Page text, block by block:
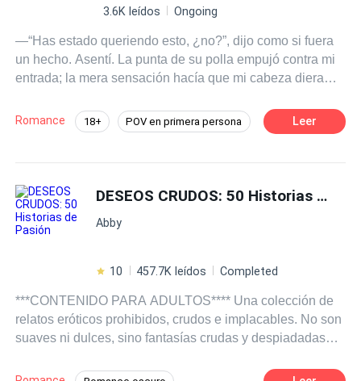
3.6K leídos Ongoing
—“Has estado queriendo esto, ¿no?”, dijo como si fuera
un hecho. Asentí. La punta de su polla empujó contra mi
entrada; la mera sensación hacía que mi cabeza diera
cabeza para mirarlo. —“¿Por qué carajos te detuviste?”
—prácticamente grité. —“Ruégalo como una buena
con tu deliciosa polla. Por favor, lléname” —gemí. --- Esta
es una colección de historias eróticas escritas para
hacerte estremecer de expectativa, gotear pensamientos
Romance 18+ POV en primera persona
Erótico Gay por ti
Leer
DESEOS CRUDOS: 50 Historias de Pasión
Abby
10 457.7K leídos Completed
***CONTENIDO PARA ADULTOS**** Una colección de
relatos eróticos prohibidos, crudos e implacables. No son
suaves ni dulces, sino fantasías crudas y despiadadas
ansíe más. Raw Desires te ofrece 50 relatos tabú